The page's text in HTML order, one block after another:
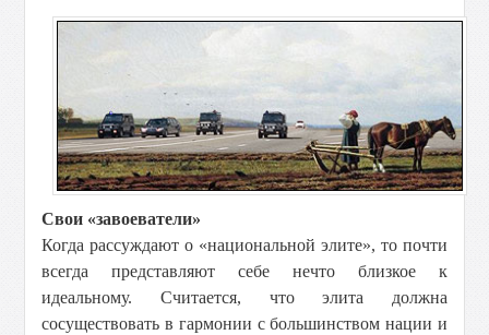
Свои «завоеватели»
Когда рассуждают о «национальной элите», то почти
всегда представляют себе нечто близкое к
идеальному. Считается, что элита должна
сосуществовать в гармонии с большинством нации и